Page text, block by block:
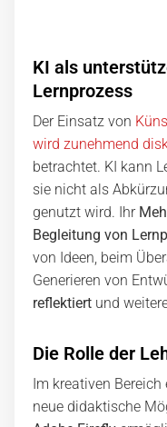
KI als
Lernprozess
Der Einsatz von
wird zunehmend
betrachtet. KI kann
sie nicht als
genutzt wird. Ihr
Begleitung von
von Ideen, beim
Generieren von
reflektiert und
Die Rolle der
Im kreativen
neue didaktische